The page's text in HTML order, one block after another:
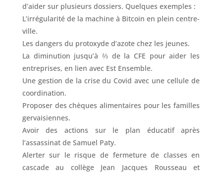
d’aider sur plusieurs dossiers. Quelques exemples :
L’irrégularité de la machine à Bitcoin en plein centre-
ville.
Les dangers du protoxyde d’azote chez les jeunes.
La diminution jusqu’à ⅔ de la CFE pour aider les
entreprises, en lien avec Est Ensemble.
Une gestion de la crise du Covid avec une cellule de
coordination.
Proposer des chèques alimentaires pour les familles
gervaisiennes.
Avoir des actions sur le plan éducatif après
l’assassinat de Samuel Paty.
Alerter sur le risque de fermeture de classes en
cascade au collège Jean Jacques Rousseau et